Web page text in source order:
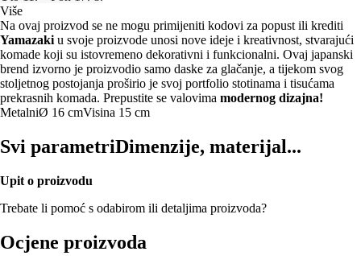
Više
Na ovaj proizvod se ne mogu primijeniti kodovi za popust ili krediti
Yamazaki u svoje proizvode unosi nove ideje i kreativnost, stvarajući
komade koji su istovremeno dekorativni i funkcionalni. Ovaj japanski
brend izvorno je proizvodio samo daske za glačanje, a tijekom svog
stoljetnog postojanja proširio je svoj portfolio stotinama i tisućama
prekrasnih komada. Prepustite se valovima modernog dizajna!
MetalniØ 16 cmVisina 15 cm
Svi parametriDimenzije, materijal...
Upit o proizvodu
Trebate li pomoć s odabirom ili detaljima proizvoda?
Ocjene proizvoda